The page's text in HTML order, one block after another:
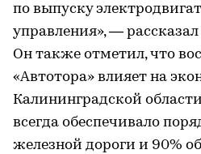
по выпуску
управления», —
Он также отметил, что
«Автотора» влияет на
Калининградской
всегда обеспечивало
железной дороги и 90%